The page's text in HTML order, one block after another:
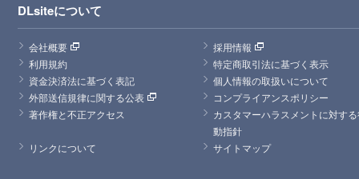
DLsiteについて
会社概要
採用情報
利用規約
特定商取引法に基づく表示
資金決済法に基づく表記
個人情報の取扱いについて
外部送信規律に関する公表
コンプライアンスポリシー
著作権と不正アクセス
カスタマーハラスメントに対す
動指針
リンクについて
サイトマップ